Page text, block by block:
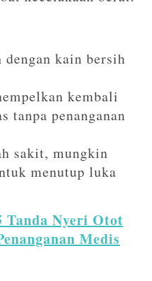
dengan kain bersih
kembali
tanpa penanganan
sakit, mungkin
menutup luka
Tanda Nyeri Otot
Medis